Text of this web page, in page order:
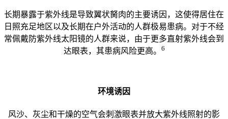
长期暴露于紫外线是导致翼状胬肉的主要诱因，这使得居住在
日照充足地区以及长期在户外活动的人群极易患病。对于不经
常佩戴防紫外线太阳镜的人群来说，由于更多直射紫外线会到
达眼表，其患病风险更高。 6
环境诱因
风沙、灰尘和干燥的空气会刺激眼表并放大紫外线照射的影